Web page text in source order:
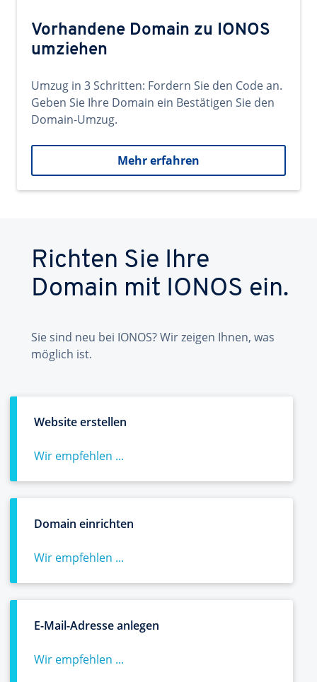
Vorhandene Domain zu IONOS
umziehen
Umzug in 3 Schritten: Fordern Sie den Code an.
Geben Sie Ihre Domain ein Bestätigen Sie den
Domain-Umzug.
Mehr erfahren
Richten Sie Ihre
Domain mit IONOS ein.
Sie sind neu bei IONOS? Wir zeigen Ihnen, was
möglich ist.
Website erstellen
Wir empfehlen ...
Domain einrichten
Wir empfehlen ...
E-Mail-Adresse anlegen
Wir empfehlen ...